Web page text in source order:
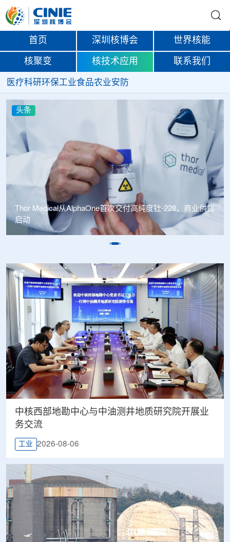
首页 深圳核博会 世界核能
核聚变 核技术应用 联系我们
医疗科研环保工业食品农业安防
头条
Thor Medical从AlphaOne首次交付高纯度钍-228，商业供货
启动
中核西部地勘中心与中油测井地质研究院开展业
务交流
工业 2026-08-06